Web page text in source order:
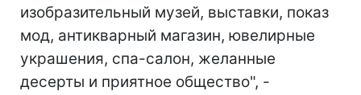
изобразительный музей, выставки, показ
мод, антикварный магазин, ювелирные
украшения, спа-салон, желанные
десерты и приятное общество", -